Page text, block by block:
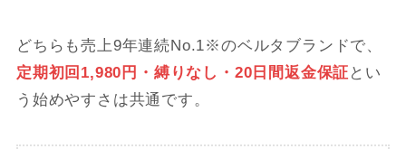
どちらも売上9年連続No.1※のベルタブランドで、
定期初回1,980円・縛りなし・20日間返金保証 とい
う始めやすさは共通です。